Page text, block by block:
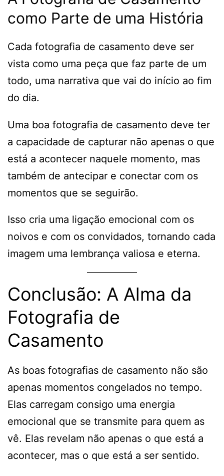
como Parte de uma História
Cada fotografia de casamento deve ser
vista como uma peça que faz parte de um
todo, uma narrativa que vai do início ao fim
do dia.
Uma boa fotografia de casamento deve ter
a capacidade de capturar não apenas o que
está a acontecer naquele momento, mas
também de antecipar e conectar com os
momentos que se seguirão.
Isso cria uma ligação emocional com os
noivos e com os convidados, tornando cada
imagem uma lembrança valiosa e eterna.
Conclusão: A Alma da
Fotografia de
Casamento
As boas fotografias de casamento não são
apenas momentos congelados no tempo.
Elas carregam consigo uma energia
emocional que se transmite para quem as
vê. Elas revelam não apenas o que está a
acontecer, mas o que está a ser sentido.